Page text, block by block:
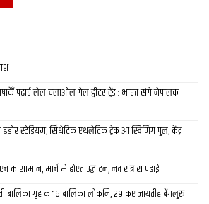
पढ़ाई लेल चलाओल गेल ट्वीटर ट्रेंड : भारत संगे नेपालक
स्‍टेडि‍यम, सिंथेटिक एथलेटिक ट्रेक आ स्विमिंग पुल, केंद्र
क सामान, मार्च मे होएत उद्घाटन, नव सत्र स पढाई
गृह क 16 बालिका लोकनि, 29 कए जायतीह बेंगलुरु